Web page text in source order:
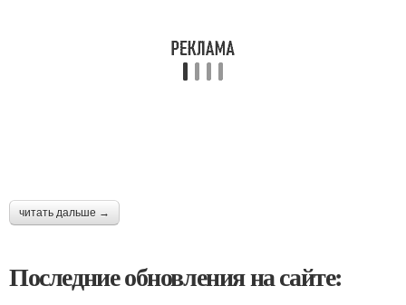
читать дальше →
Последние обновления на сайте: